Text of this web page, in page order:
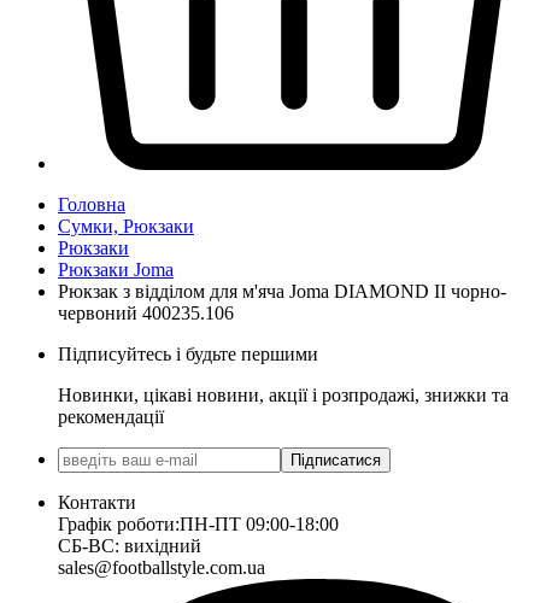
Головна
Сумки, Рюкзаки
Рюкзаки
Рюкзаки Joma
Рюкзак з відділом для м'яча Joma DIAMOND II чорно-
червоний 400235.106
Підписуйтесь і будьте першими
Новинки, цікаві новини, акції і розпродажі, знижки та
рекомендації
Підписатися
Контакти
Графік роботи:ПН-ПТ 09:00-18:00
СБ-ВС: вихідний
sales@footballstyle.com.ua